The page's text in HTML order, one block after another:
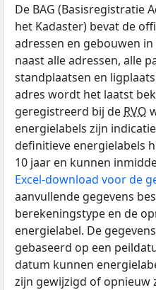
De BAG (Basisregistratie
het Kadaster) bevat de
adressen en gebouwen
naast alle adressen, alle
standplaatsen en
adres wordt het laatst
geregistreerd bij de RVO
energielabels zijn
definitieve energielabels
10 jaar en kunnen
Excel-download voor de
aanvullende gegevens
berekeningstype en de
energielabel. De
gebaseerd op een
datum kunnen
zijn gewijzigd of opnieuw